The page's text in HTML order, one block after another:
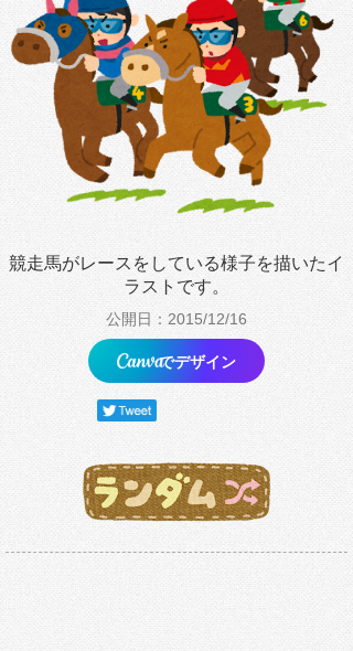
競走馬がレースをしている様子を描いたイ
ラストです。
公開日：2015/12/16
でデザイン